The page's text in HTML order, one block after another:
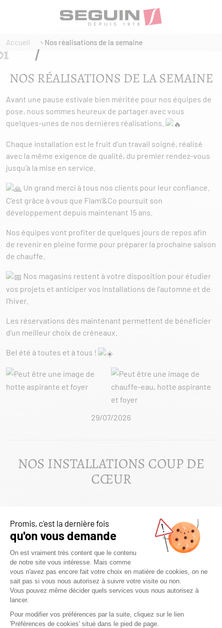
Accueil Nos réalisations de la semaine
NOS RÉALISATIONS DE LA SEMAINE
Avant une pause estivale bien méritée pour nos équipes de
pose, nous sommes heureux de partager avec vous
quelques-unes de nos dernières réalisations.
Chaque installation est le fruit d’un travail soigné, réalisé
avec la même exigence de qualité, du premier rendez-vous
jusqu’à la mise en service.
Un grand merci à tous nos clients pour leur confiance.
C’est grâce à vous que Flam’&Co poursuit son
développement depuis maintenant 15 ans.
Nos équipes vont profiter de quelques jours de repos afin
de revenir en pleine forme pour préparer la prochaine saison
de chauffe.
Nos magasins restent à votre disposition pour étudier
vos projets et anticiper vos installations de l’automne et de
l’hiver.
Les réservations dès maintenant permettent de bénéficier
d’un meilleur choix de créneaux.
Bel été à toutes et à tous !
29/07/2026
NOS INSTALLATIONS COUP DE
CŒUR